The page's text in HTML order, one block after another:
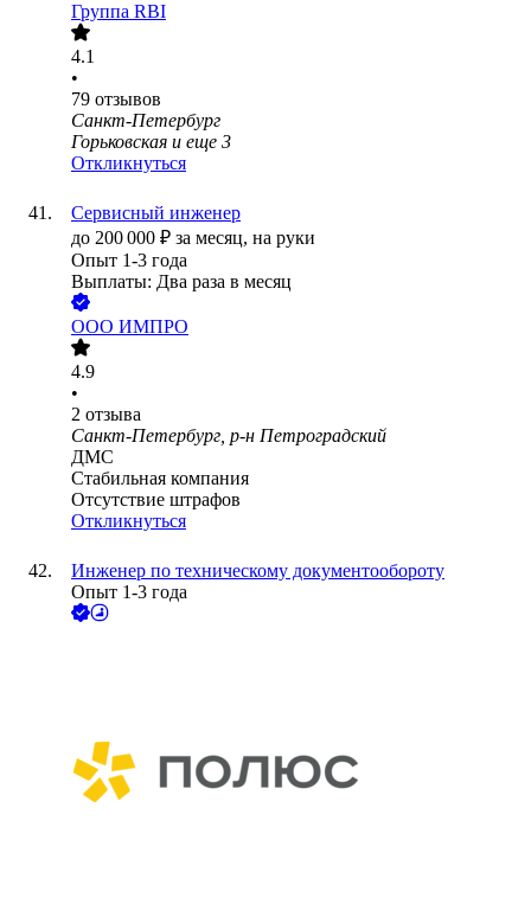
Группа RBI
4.1
•
79 отзывов
Санкт-Петербург
Горьковская и еще 3
Откликнуться
Сервисный инженер
до 200 000 ₽ за месяц, на руки
Опыт 1-3 года
Выплаты: Два раза в месяц
ООО ИМПРО
4.9
•
2 отзыва
Санкт-Петербург, р-н Петроградский
ДМС
Стабильная компания
Отсутствие штрафов
Откликнуться
Инженер по техническому документообороту
Опыт 1-3 года